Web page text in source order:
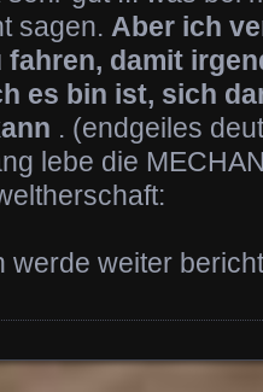
sagen. Aber ich
fahren, damit
es bin ist, sich
. (endgeiles
lebe die
weiter